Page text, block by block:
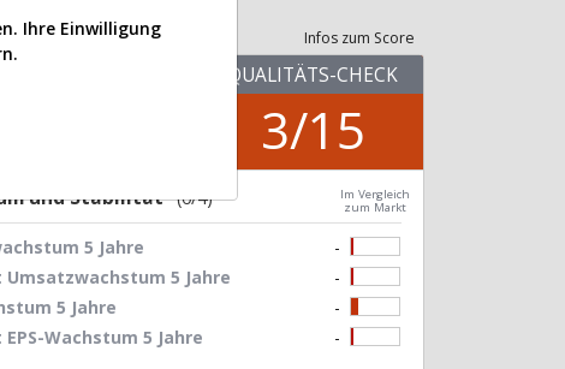
Infos zum Score
QUALITÄTS-CHECK
3/15
und Stabilität (0/4)
Im Vergleich
zum Markt
5 Jahre
-
5 Jahre
-
5 Jahre
-
Wachstum 5 Jahre
-
Ihre Einwilligung